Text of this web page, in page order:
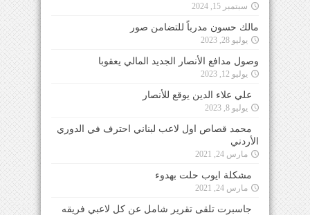
سبتمبر 15, 2024
مالك حسون مدرباً للتضامن صور
يوليو 28, 2023
وصول مدافع الأنصار الجديد المالي يعقوبا
يوليو 12, 2023
علي علاء الدين يوقع للأنصار
يوليو 8, 2023
محمد قصاص اول لاعب لبناني احترف في الدوري
الأردني
مارس 24, 2021
مشكلة ايوب حلت بهدوء
مارس 24, 2021
جاسبرت تلقى تقرير شامل عن كل لاعبي فريقه